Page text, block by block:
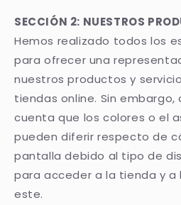
SECCIÓN 2: NUESTROS
Hemos realizado todos los
para ofrecer una
nuestros productos y
tiendas online. Sin
cuenta que los colores o el
pueden diferir respecto de
pantalla debido al tipo de
para acceder a la tienda y a
este.